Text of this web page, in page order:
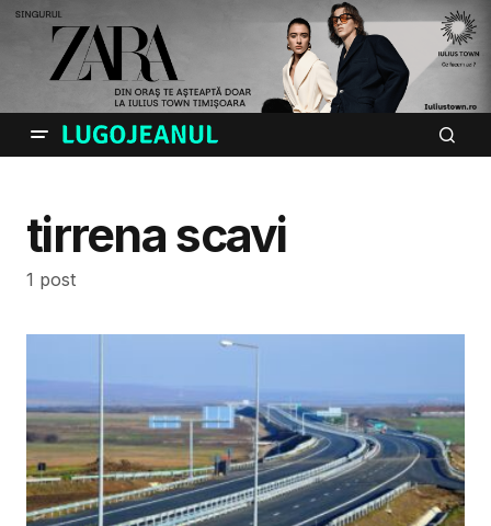
tirrena scavi
1 post